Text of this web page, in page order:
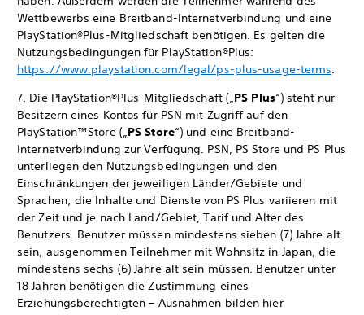
Wettbewerbs eine Breitband-Internetverbindung und eine
PlayStation®Plus-Mitgliedschaft benötigen. Es gelten die
Nutzungsbedingungen für PlayStation®Plus:
https://www.playstation.com/legal/ps-plus-usage-terms.
7. Die PlayStation®Plus-Mitgliedschaft („PS Plus“) steht nur
Besitzern eines Kontos für PSN mit Zugriff auf den
PlayStation™Store („PS Store“) und eine Breitband-
Internetverbindung zur Verfügung. PSN, PS Store und PS Plus
unterliegen den Nutzungsbedingungen und den
Einschränkungen der jeweiligen Länder/Gebiete und
Sprachen; die Inhalte und Dienste von PS Plus variieren mit
der Zeit und je nach Land/Gebiet, Tarif und Alter des
Benutzers. Benutzer müssen mindestens sieben (7) Jahre alt
sein, ausgenommen Teilnehmer mit Wohnsitz in Japan, die
mindestens sechs (6) Jahre alt sein müssen. Benutzer unter
18 Jahren benötigen die Zustimmung eines
Erziehungsberechtigten – Ausnahmen bilden hier